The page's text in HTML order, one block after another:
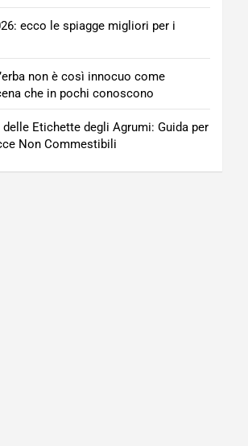
ecco le spiagge migliori per i
non è così innocuo come
che in pochi conoscono
Etichette degli Agrumi: Guida per
Non Commestibili